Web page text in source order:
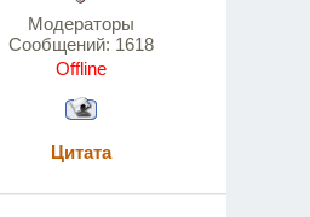
Модераторы
Сообщений: 1618
Offline
Цитата